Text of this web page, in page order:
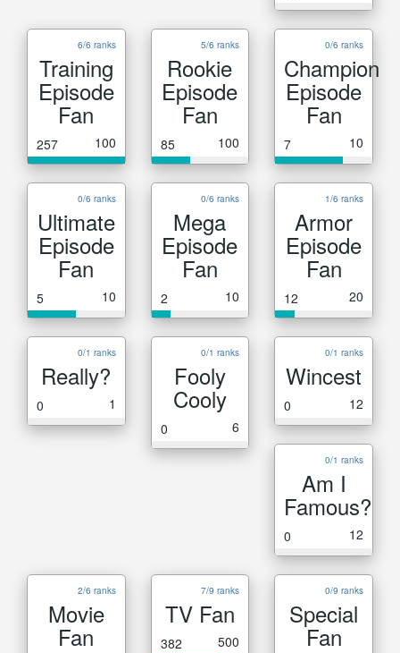
6/6 ranks
Training
Episode
Fan
257 100
5/6 ranks
Rookie
Episode
Fan
85 100
0/6 ranks
Champion
Episode
Fan
7 10
0/6 ranks
Ultimate
Episode
Fan
5 10
0/6 ranks
Mega
Episode
Fan
2 10
1/6 ranks
Armor
Episode
Fan
12 20
0/1 ranks
Really?
0 1
0/1 ranks
Fooly
Cooly
0 6
0/1 ranks
Wincest
0 12
0/1 ranks
Am I
Famous?
0 12
2/6 ranks
Movie
Fan
7/9 ranks
TV Fan
382 500
0/9 ranks
Special
Fan